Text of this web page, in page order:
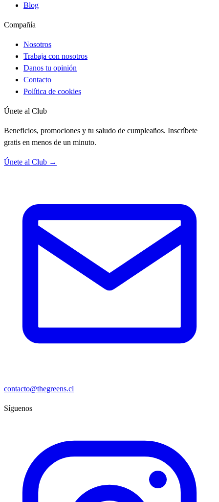
Blog
Compañía
Nosotros
Trabaja con nosotros
Danos tu opinión
Contacto
Política de cookies
Únete al Club
Beneficios, promociones y tu saludo de cumpleaños. Inscríbete
gratis en menos de un minuto.
Únete al Club →
contacto@thegreens.cl
Síguenos